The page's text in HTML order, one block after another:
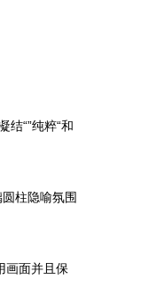
“”纯粹“和
柱隐喻氛围
画面并且保